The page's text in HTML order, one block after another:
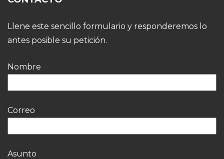
Llene este sencillo formulario y responderemos lo
antes posible su petición.
Nombre
Correo
Asunto